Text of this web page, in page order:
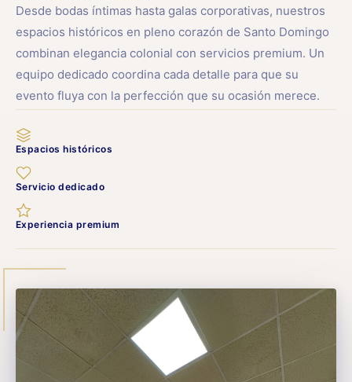
Desde bodas íntimas hasta galas corporativas, nuestros
espacios históricos en pleno corazón de Santo Domingo
combinan elegancia colonial con servicios premium. Un
equipo dedicado coordina cada detalle para que su
evento fluya con la perfección que su ocasión merece.
Espacios históricos
Servicio dedicado
Experiencia premium